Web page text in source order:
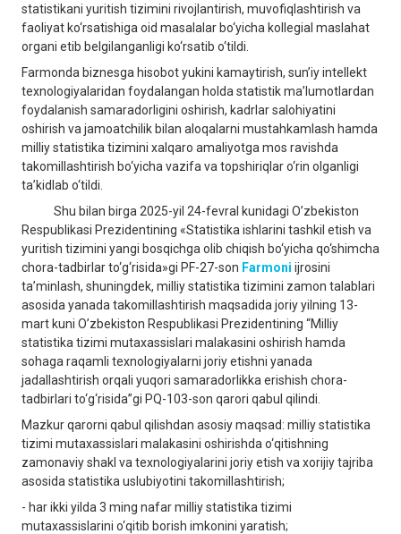
statistikani yuritish tizimini rivojlantirish, muvofiqlashtirish va
faoliyat ko‘rsatishiga oid masalalar bo‘yicha kollegial maslahat
organi etib belgilanganligi ko‘rsatib o‘tildi.
Farmonda biznesga hisobot yukini kamaytirish, sun’iy intellekt
texnologiyalaridan foydalangan holda statistik ma’lumotlardan
foydalanish samaradorligini oshirish, kadrlar salohiyatini
oshirish va jamoatchilik bilan aloqalarni mustahkamlash hamda
milliy statistika tizimini xalqaro amaliyotga mos ravishda
takomillashtirish bo‘yicha vazifa va topshiriqlar o‘rin olganligi
ta’kidlab o‘tildi.
Shu bilan birga 2025-yil 24-fevral kunidagi O’zbekiston
Respublikasi Prezidentining «Statistika ishlarini tashkil etish va
yuritish tizimini yangi bosqichga olib chiqish bo‘yicha qo‘shimcha
chora-tadbirlar to‘g‘risida»gi PF-27-son Farmoni ijrosini
ta’minlash, shuningdek, milliy statistika tizimini zamon talablari
asosida yanada takomillashtirish maqsadida joriy yilning 13-
mart kuni O’zbekiston Respublikasi Prezidentining “Milliy
statistika tizimi mutaxassislari malakasini oshirish hamda
sohaga raqamli texnologiyalarni joriy etishni yanada
jadallashtirish orqali yuqori samaradorlikka erishish chora-
tadbirlari to‘g‘risida”gi PQ-103-son qarori qabul qilindi.
Mazkur qarorni qabul qilishdan asosiy maqsad: milliy statistika
tizimi mutaxassislari malakasini oshirishda o‘qitishning
zamonaviy shakl va texnologiyalarini joriy etish va xorijiy tajriba
asosida statistika uslubiyotini takomillashtirish;
- har ikki yilda 3 ming nafar milliy statistika tizimi
mutaxassislarini o‘qitib borish imkonini yaratish;